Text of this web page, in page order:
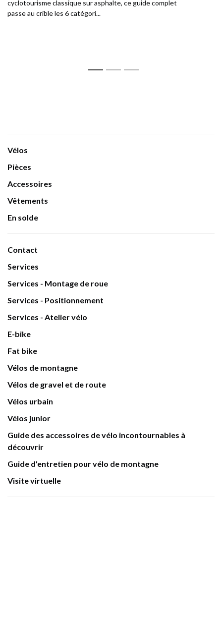
cyclotourisme classique sur asphalte, ce guide complet
passe au crible les 6 catégori...
Vélos
Pièces
Accessoires
Vêtements
En solde
Contact
Services
Services - Montage de roue
Services - Positionnement
Services - Atelier vélo
E-bike
Fat bike
Vélos de montagne
Vélos de gravel et de route
Vélos urbain
Vélos junior
Guide des accessoires de vélo incontournables à
découvrir
Guide d'entretien pour vélo de montagne
Visite virtuelle